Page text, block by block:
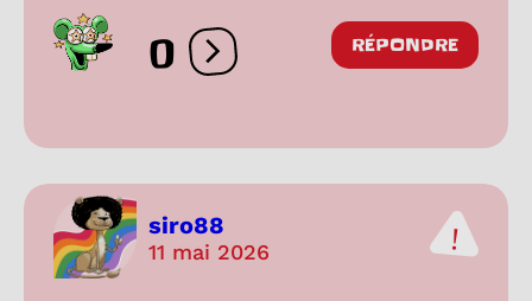
0 Ouvrir les réactions
RÉPONDRE
siro88
11 mai 2026